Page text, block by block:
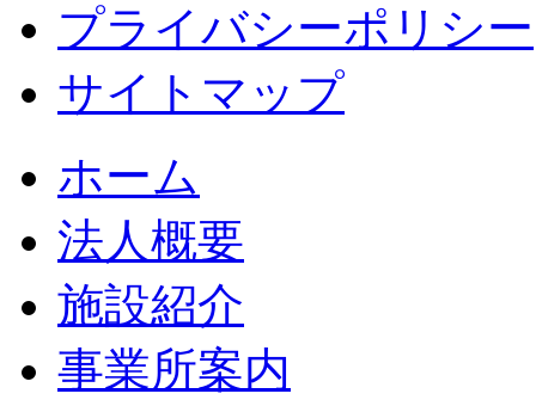
プライバシーポリシー
サイトマップ
ホーム
法人概要
施設紹介
事業所案内